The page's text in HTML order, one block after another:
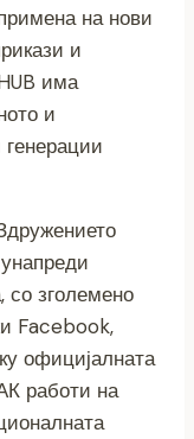
на нови
и
има
и
со зголемено
Facebook,
официјалната
работи на